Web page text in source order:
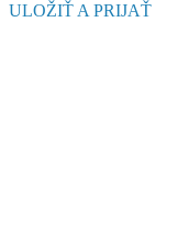
ULOŽIŤ A PRIJAŤ